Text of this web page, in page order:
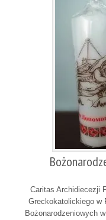
Caritas Archidiecezji
Greckokatolickiego w
Bożonarodzeniowych